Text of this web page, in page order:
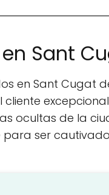
Sant
en Sant Cugat
ocultas de la
ser